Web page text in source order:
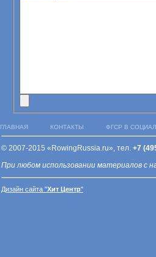
ГЛАВНАЯ КОНТАКТЫ ФГСР В
© 2007-2015 «RowingRussia.ru», тел. +7
При любом использовании материалов с
Дизайн сайта "Хит Центр"